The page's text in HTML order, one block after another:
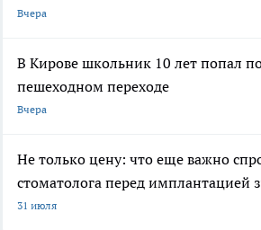
Вчера
В Кирове школьник 10 лет попал
пешеходном переходе
Вчера
Не только цену: что еще важно
стоматолога перед имплантацией
31 июля